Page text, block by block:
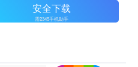
安全下载
需2345手机助手